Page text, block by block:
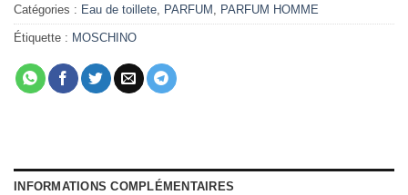
Catégories : Eau de toillete PARFUM PARFUM HOMME
Étiquette : MOSCHINO
INFORMATIONS COMPLÉMENTAIRES